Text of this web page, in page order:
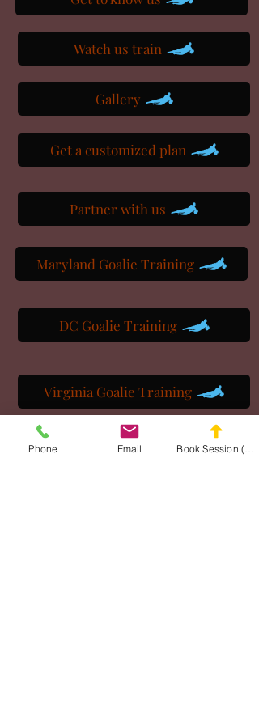
Watch us train
Gallery
Get a customized plan
Partner with us
Maryland Goalie Training
DC Goalie Training
Virginia Goalie Training
Phone Email